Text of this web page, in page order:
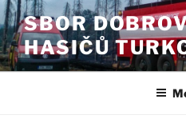
Přejít
k
obsahu
webu
SBOR
HASIČŮ